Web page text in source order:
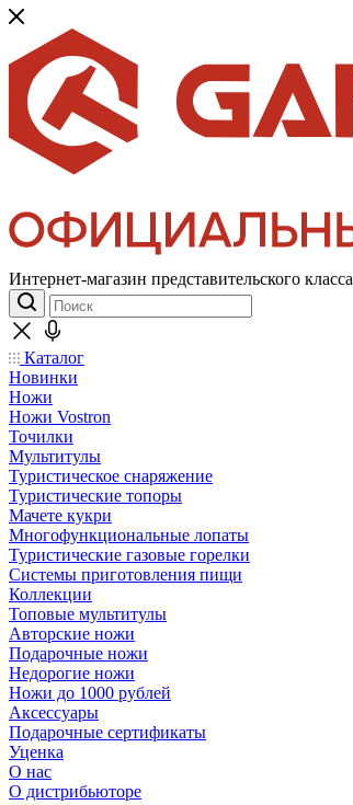
Интернет-магазин представительского класса
Каталог
Новинки
Ножи
Ножи Vostron
Точилки
Мультитулы
Туристическое снаряжение
Туристические топоры
Мачете кукри
Многофункциональные лопаты
Туристические газовые горелки
Системы приготовления пищи
Коллекции
Топовые мультитулы
Авторские ножи
Подарочные ножи
Недорогие ножи
Ножи до 1000 рублей
Аксессуары
Подарочные сертификаты
Уценка
О нас
О дистрибьюторе